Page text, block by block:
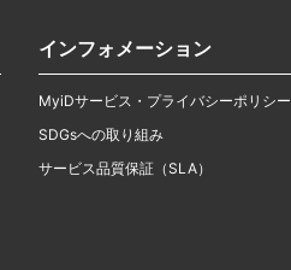
インフォメーション
MyiDサービス・プライバシーポリシー
SDGsへの取り組み
サービス品質保証（SLA）